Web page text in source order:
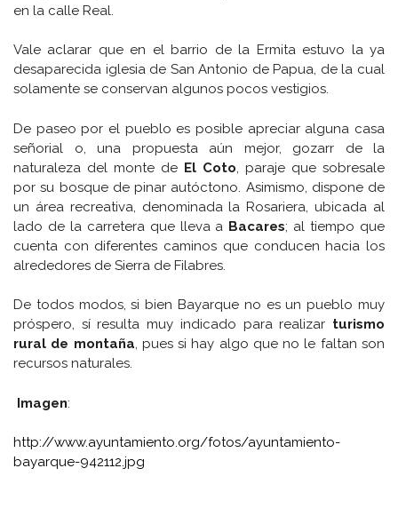
en la calle Real.
Vale aclarar que en el barrio de la Ermita estuvo la ya
desaparecida iglesia de San Antonio de Papua, de la cual
solamente se conservan algunos pocos vestigios.
De paseo por el pueblo es posible apreciar alguna casa
señorial o, una propuesta aún mejor, gozarr de la
naturaleza del monte de El Coto , paraje que sobresale
por su bosque de pinar autóctono. Asimismo, dispone de
un área recreativa, denominada la Rosariera, ubicada al
lado de la carretera que lleva a Bacares; al tiempo que
cuenta con diferentes caminos que conducen hacia los
alrededores de Sierra de Filabres.
De todos modos, si bien Bayarque no es un pueblo muy
próspero, sí resulta muy indicado para realizar turismo
rural de montaña, pues si hay algo que no le faltan son
recursos naturales.
Imagen:
http://www.ayuntamiento.org/fotos/ayuntamiento-
bayarque-942112.jpg